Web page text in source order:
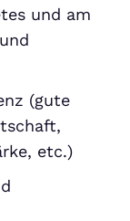
und am
(gute
etc.)